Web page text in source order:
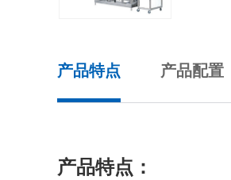
产品特点 产品配置
产品特点：